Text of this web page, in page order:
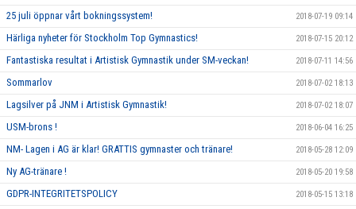
25 juli öppnar vårt bokningssystem! 2018-07-19 09:14
Härliga nyheter för Stockholm Top Gymnastics! 2018-07-15 20:12
Fantastiska resultat i Artistisk Gymnastik under SM-veckan! 2018-07-11 14:56
Sommarlov 2018-07-02 18:13
Lagsilver på JNM i Artistisk Gymnastik! 2018-07-02 18:07
USM-brons ! 2018-06-04 16:25
NM- Lagen i AG är klar! GRATTIS gymnaster och tränare! 2018-05-28 12:09
Ny AG-tränare ! 2018-05-20 19:58
GDPR-INTEGRITETSPOLICY 2018-05-15 13:18